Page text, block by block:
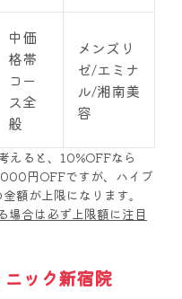
中価
格帯
コー
ス全
般
メンズリ
ゼ/エミナ
ル/湘南美
容
えると、10%OFFなら
円OFFですが、ハイブ
額が上限になります。
合は必ず上限額に注目
ック新宿院